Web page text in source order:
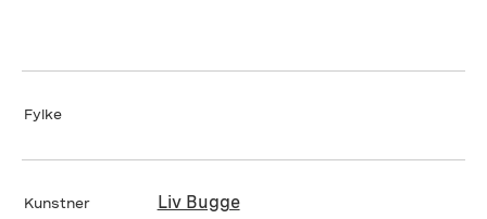
Fylke
Kunstner Liv Bugge